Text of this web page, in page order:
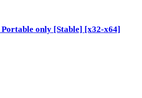
only [Stable] [x32-x64]